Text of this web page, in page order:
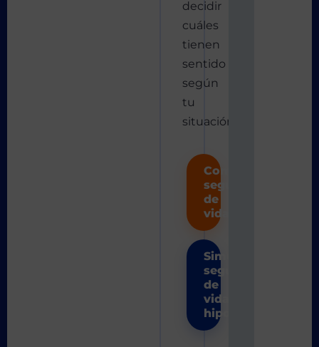
decidir
cuáles
tienen
sentido
según
tu
situación.
Comparar
seguros
de
vida
Simular
seguro
de
vida
hipoteca